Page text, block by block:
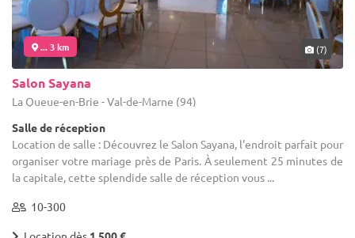
... 3 km (7)
Salon Sayana
La Queue-en-Brie - Val-de-Marne (94)
Salle de réception
Location de salle : Découvrez le Salon Sayana, l'endroit parfait pour
organiser votre mariage près de Paris. À seulement 25 minutes de
la capitale, cette splendide salle de réception vous ...
10-300